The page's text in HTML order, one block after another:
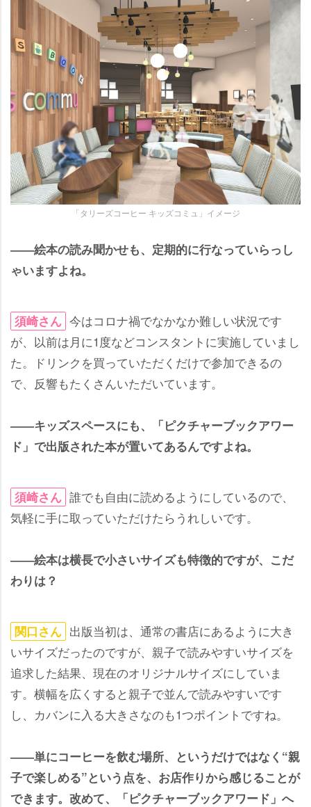
「タリーズコーヒー キッズコミュ」イメージ
――絵本の読み聞かせも、定期的に行なっていらっし
ゃいますよね。
須崎さん 今はコロナ禍でなかなか難しい状況です
が、以前は月に1度などコンスタントに実施していまし
た。ドリンクを買っていただくだけで参加できるの
で、反響もたくさんいただいています。
――キッズスペースにも、「ピクチャーブックアワー
ド」で出版された本が置いてあるんですよね。
須崎さん 誰でも自由に読めるようにしているので、
気軽に手に取っていただけたらうれしいです。
――絵本は横長で小さいサイズも特徴的ですが、こだ
わりは？
関口さん 出版当初は、通常の書店にあるように大き
いサイズだったのですが、親子で読みやすいサイズを
追求した結果、現在のオリジナルサイズにしていま
す。横幅を広くすると親子で並んで読みやすいです
し、カバンに入る大きさなのも1つポイントですね。
――単にコーヒーを飲む場所、というだけではなく“親
子で楽しめる”という点を、お店作りから感じることが
できます。改めて、「ピクチャーブックアワード」へ